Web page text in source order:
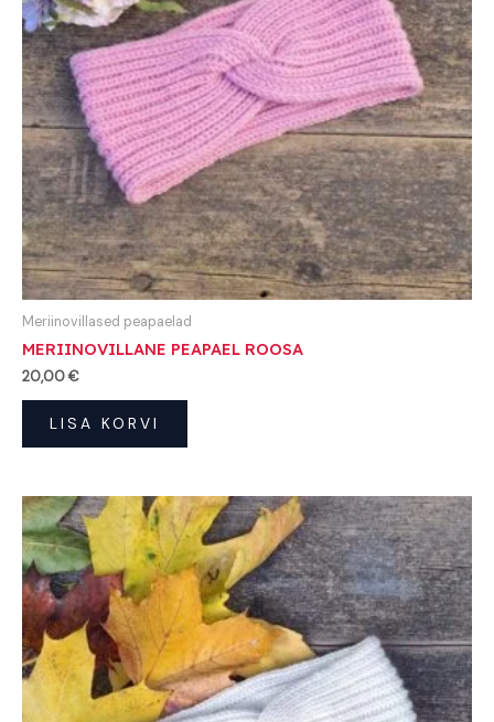
Meriinovillased peapaelad
MERIINOVILLANE PEAPAEL ROOSA
20,00€
LISA KORVI